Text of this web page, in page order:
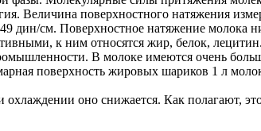
Величина поверхностного натяжения
дин/см. Поверхностное натяжение молока
к ним относятся жир, белок, лецитин.
В молоке имеются очень
поверхность жировых шариков 1 л
оно снижается. Как полагают,